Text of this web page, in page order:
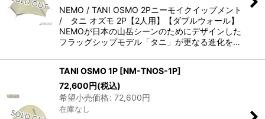
NEMO / TANI OSMO 2Pニーモイクイップメント
/ タニ オズモ 2P【2人用】【ダブルウォール】
NEMOが日本の山岳シーンのためにデザインした
フラッグシップモデル「タニ」が更なる進化を…
TANI OSMO 1P [NM-TNOS-1P]
72,600円(税込)
希望小売価格: 72,600円
在庫なし